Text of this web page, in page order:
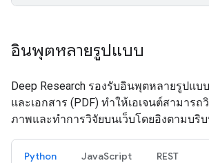
อินพุตหลายรูปแบบ
Deep Research รองรับอินพุตหลายรูปแบ
และเอกสาร (PDF) ทำให้เอเจนต์สามารถ
ภาพและทำการวิจัยบนเว็บโดยอิงตามบริ
Python JavaScript REST